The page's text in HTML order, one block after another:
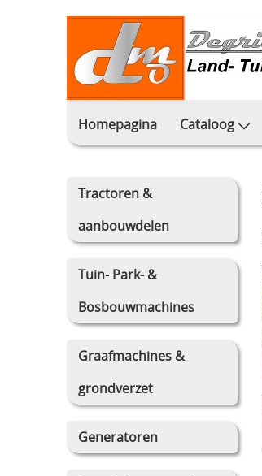
Homepagina Cataloog
Tractoren &
aanbouwdelen
Tuin- Park- &
Bosbouwmachines
Graafmachines &
grondverzet
Generatoren